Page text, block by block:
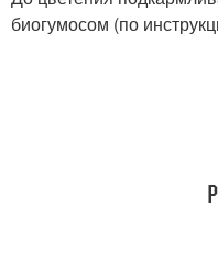
биогумосом (по